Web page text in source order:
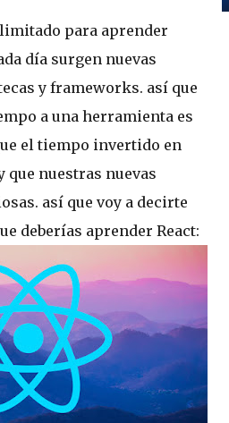
para aprender
día surgen nuevas
y frameworks. así que
a una herramienta es
el tiempo invertido en
que nuestras nuevas
así que voy a decirte
deberías aprender React: